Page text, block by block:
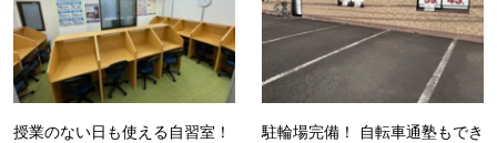
授業のない日も使える自習室！
駐輪場完備！ 自転車通塾もでき